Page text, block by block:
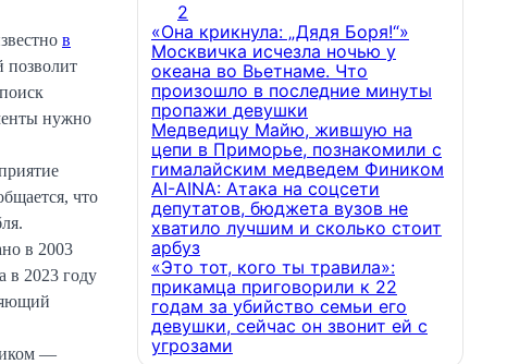
в
позволит
нужно
что
в 2003
в 2023 году
—
2
«Она крикнула: „Дядя Боря!“»
Москвичка исчезла ночью у
океана во Вьетнаме. Что
произошло в последние минуты
пропажи девушки
Медведицу Майю, жившую на
цепи в Приморье, познакомили с
гималайским медведем Фиником
AI-AINA: Атака на соцсети
депутатов, бюджета вузов не
хватило лучшим и сколько стоит
арбуз
«Это тот, кого ты травила»:
прикамца приговорили к 22
годам за убийство семьи его
девушки, сейчас он звонит ей с
угрозами